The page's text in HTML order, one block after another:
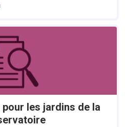
les jardins de la